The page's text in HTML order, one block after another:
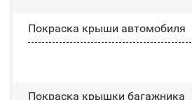
Покраска крыши автомобиля
Покраска крышки багажника